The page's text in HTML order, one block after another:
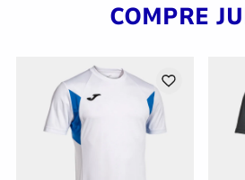
COMPRE